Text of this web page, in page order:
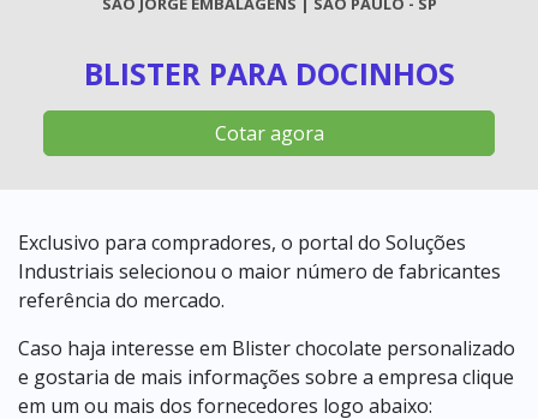
BLISTER PARA DOCINHOS
Cotar agora
Exclusivo para compradores, o portal do Soluções
Industriais selecionou o maior número de fabricantes
referência do mercado.
Caso haja interesse em Blister chocolate personalizado
e gostaria de mais informações sobre a empresa clique
em um ou mais dos fornecedores logo abaixo: